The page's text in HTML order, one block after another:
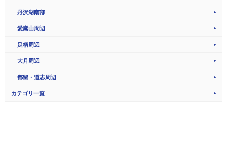
丹沢湖南部
愛鷹山周辺
足柄周辺
大月周辺
都留・道志周辺
カテゴリ一覧